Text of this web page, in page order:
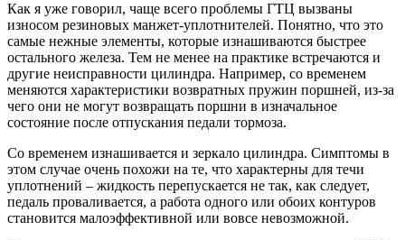
Как я уже говорил, чаще всего проблемы ГТЦ вызваны
износом резиновых манжет-уплотнителей. Понятно, что это
самые нежные элементы, которые изнашиваются быстрее
остального железа. Тем не менее на практике встречаются и
другие неисправности цилиндра. Например, со временем
меняются характеристики возвратных пружин поршней, из-за
чего они не могут возвращать поршни в изначальное
состояние после отпускания педали тормоза.
Со временем изнашивается и зеркало цилиндра. Симптомы в
этом случае очень похожи на те, что характерны для течи
уплотнений – жидкость перепускается не так, как следует,
педаль проваливается, а работа одного или обоих контуров
становится малоэффективной или вовсе невозможной.